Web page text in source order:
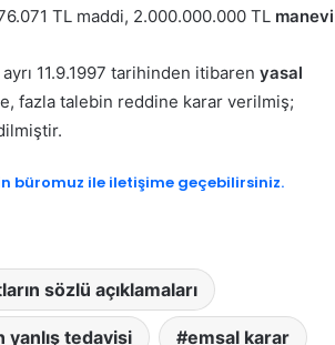
TL maddi, 2.000.000.000 TL manevi
ayrı 11.9.1997 tarihinden itibarenyasal
fazla talebin reddine karar verilmiş;
büromuz ile iletişime geçebilirsiniz.
sözlü açıklamaları
tedavisi emsal karar